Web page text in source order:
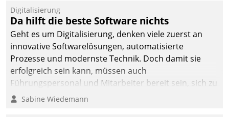
Digitalisierung
Da hilft die beste Software nichts
Geht es um Digitalisierung, denken viele zuerst an
innovative Softwarelösungen, automatisierte
Prozesse und modernste Technik. Doch damit sie
erfolgreich sein kann, müssen auch
Führungspersonal und Mitarbeiter bereit sein, sich zu
verändern und anzupassen, sonst werden sie an ihr
Sabine Wiedemann